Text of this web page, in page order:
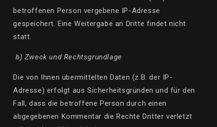
betroffenen Person vergebene IP-Adresse
gespeichert. Eine Weitergabe an Dritte findet nicht
statt.
b) Zweck und Rechtsgrundlage
Die von Ihnen übermittelten Daten (z.B. der IP-
Adresse) erfolgt aus Sicherheitsgründen und für den
Fall, dass die betroffene Person durch einen
abgegebenen Kommentar die Rechte Dritter verletzt